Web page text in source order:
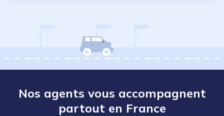
Nos agents vous accompagnent
partout en France